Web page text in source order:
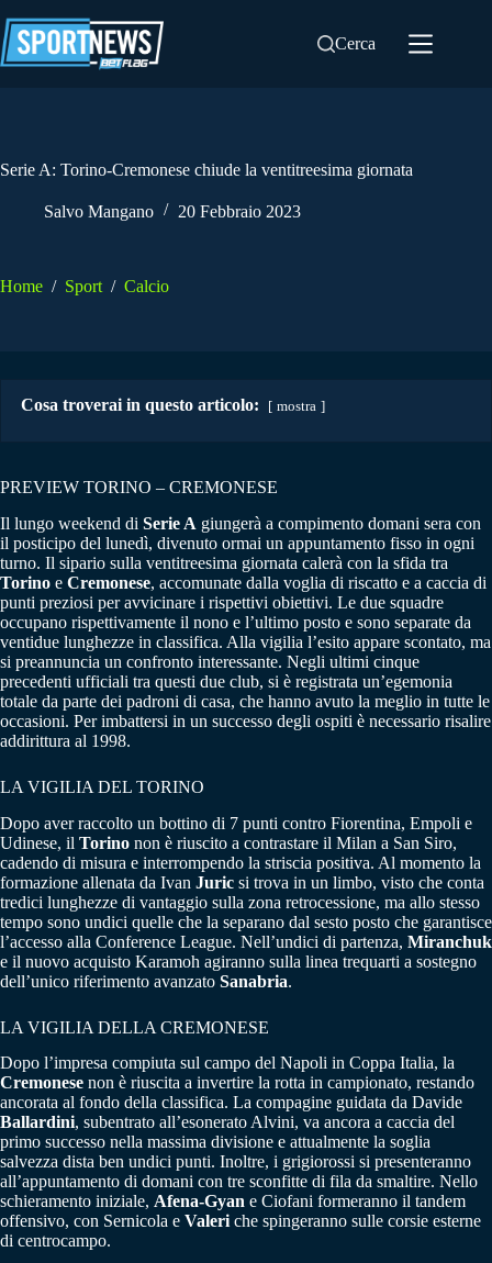
al
contenuto
Cerca
Serie A: Torino-Cremonese chiude la ventitreesima giornata
Salvo Mangano 20 Febbraio 2023
Home / Sport / Calcio
Cosa troverai in questo articolo: mostra
PREVIEW TORINO – CREMONESE
Il lungo weekend di Serie A giungerà a compimento domani sera con
il posticipo del lunedì, divenuto ormai un appuntamento fisso in ogni
turno. Il sipario sulla ventitreesima giornata calerà con la sfida tra
Torino e Cremonese, accomunate dalla voglia di riscatto e a caccia di
punti preziosi per avvicinare i rispettivi obiettivi. Le due squadre
occupano rispettivamente il nono e l’ultimo posto e sono separate da
ventidue lunghezze in classifica. Alla vigilia l’esito appare scontato, ma
si preannuncia un confronto interessante. Negli ultimi cinque
precedenti ufficiali tra questi due club, si è registrata un’egemonia
totale da parte dei padroni di casa, che hanno avuto la meglio in tutte le
occasioni. Per imbattersi in un successo degli ospiti è necessario risalire
addirittura al 1998.
LA VIGILIA DEL TORINO
Dopo aver raccolto un bottino di 7 punti contro Fiorentina, Empoli e
Udinese, il Torino non è riuscito a contrastare il Milan a San Siro,
cadendo di misura e interrompendo la striscia positiva. Al momento la
formazione allenata da Ivan Juric si trova in un limbo, visto che conta
tredici lunghezze di vantaggio sulla zona retrocessione, ma allo stesso
tempo sono undici quelle che la separano dal sesto posto che garantisce
l’accesso alla Conference League. Nell’undici di partenza, Miranchuk
e il nuovo acquisto Karamoh agiranno sulla linea trequarti a sostegno
dell’unico riferimento avanzato Sanabria.
LA VIGILIA DELLA CREMONESE
Dopo l’impresa compiuta sul campo del Napoli in Coppa Italia, la
Cremonese non è riuscita a invertire la rotta in campionato, restando
ancorata al fondo della classifica. La compagine guidata da Davide
Ballardini, subentrato all’esonerato Alvini, va ancora a caccia del
primo successo nella massima divisione e attualmente la soglia
salvezza dista ben undici punti. Inoltre, i grigiorossi si presenteranno
all’appuntamento di domani con tre sconfitte di fila da smaltire. Nello
schieramento iniziale, Afena-Gyan e Ciofani formeranno il tandem
offensivo, con Sernicola e Valeri che spingeranno sulle corsie esterne
di centrocampo.